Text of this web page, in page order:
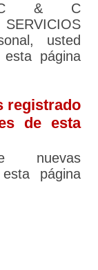
& C
usted
página
registrado
de esta
nuevas
esta página